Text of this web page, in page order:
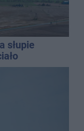
słupie